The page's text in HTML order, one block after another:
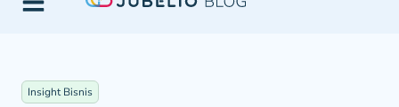
Insight Bisnis